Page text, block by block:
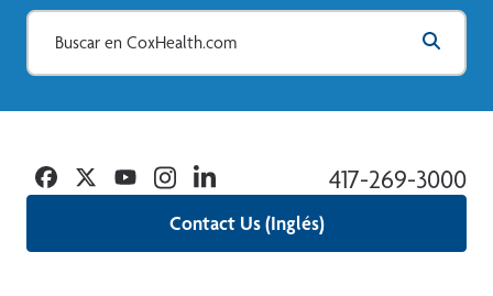
Contact Us (Inglés)
417-269-3000
Facebook
TwitterYouTubeInstagramLinkedin